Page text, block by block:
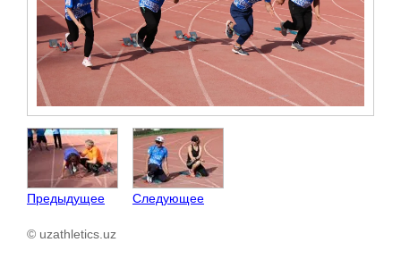
Предыдущее Следующее
© uzathletics.uz